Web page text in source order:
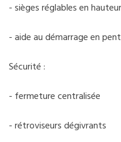
- sièges réglables en hauteur
- aide au démarrage en
Sécurité :
- fermeture centralisée
- rétroviseurs dégivrants